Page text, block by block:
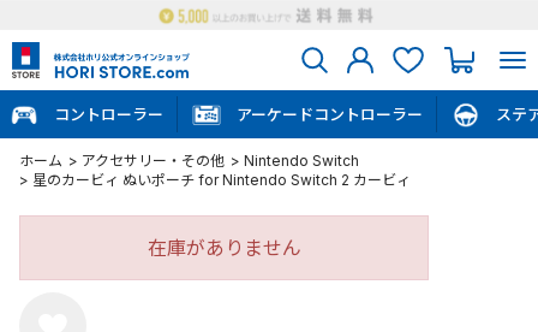
コントローラー アーケードコントローラー ステ
ホーム > アクセサリー・その他 > Nintendo Switch
> 星のカービィ ぬいポーチ for Nintendo Switch 2 カービィ
在庫がありません